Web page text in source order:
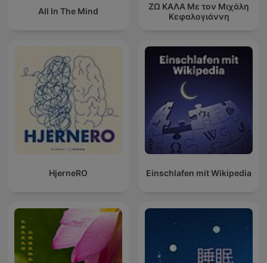
All In The Mind
ΖΩ ΚΑΛΑ Με τον Μιχάλη
Κεφαλογιάννη
HjerneRO Einschlafen mit Wikipedia